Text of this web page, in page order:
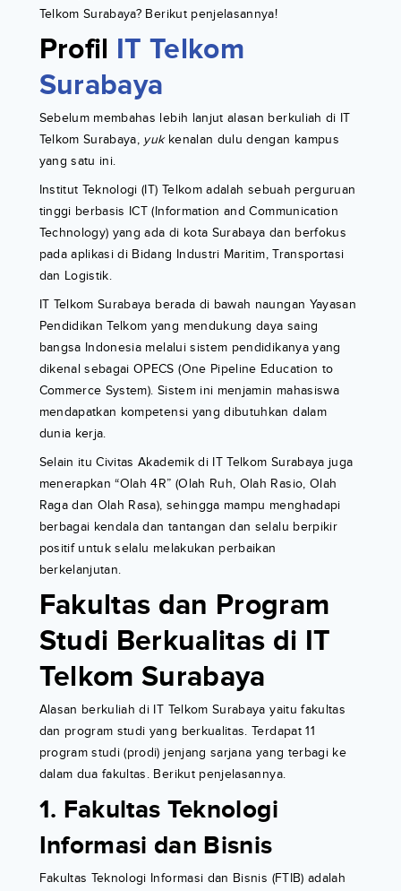
Telkom Surabaya? Berikut penjelasannya!
Profil IT Telkom
Surabaya
Sebelum membahas lebih lanjut alasan berkuliah di IT
Telkom Surabaya, yukkenalan dulu dengan kampus
yang satu ini.
Institut Teknologi (IT) Telkom adalah sebuah perguruan
tinggi berbasis ICT (Information and Communication
Technology) yang ada di kota Surabaya dan berfokus
pada aplikasi di Bidang Industri Maritim, Transportasi
dan Logistik.
IT Telkom Surabaya berada di bawah naungan Yayasan
Pendidikan Telkom yang mendukung daya saing
bangsa Indonesia melalui sistem pendidikanya yang
dikenal sebagai OPECS (One Pipeline Education to
Commerce System). Sistem ini menjamin mahasiswa
mendapatkan kompetensi yang dibutuhkan dalam
dunia kerja.
Selain itu Civitas Akademik di IT Telkom Surabaya juga
menerapkan “Olah 4R” (Olah Ruh, Olah Rasio, Olah
Raga dan Olah Rasa), sehingga mampu menghadapi
berbagai kendala dan tantangan dan selalu berpikir
positif untuk selalu melakukan perbaikan
berkelanjutan.
Fakultas dan Program
Studi Berkualitas di IT
Telkom Surabaya
Alasan berkuliah di IT Telkom Surabaya yaitu fakultas
dan program studi yang berkualitas. Terdapat 11
program studi (prodi) jenjang sarjana yang terbagi ke
dalam dua fakultas. Berikut penjelasannya.
1. Fakultas Teknologi
Informasi dan Bisnis
Fakultas Teknologi Informasi dan Bisnis (FTIB) adalah